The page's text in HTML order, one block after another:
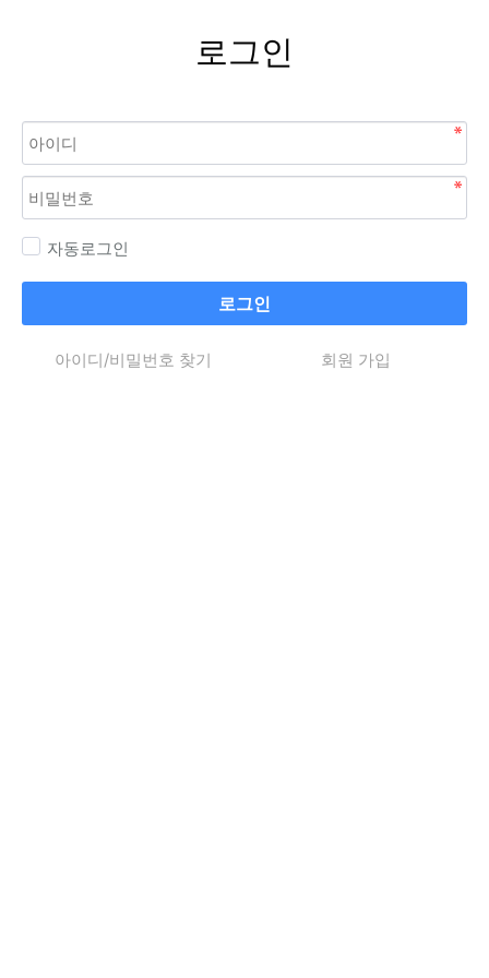
로그인
자동로그인
로그인
아이디/비밀번호 찾기 회원 가입